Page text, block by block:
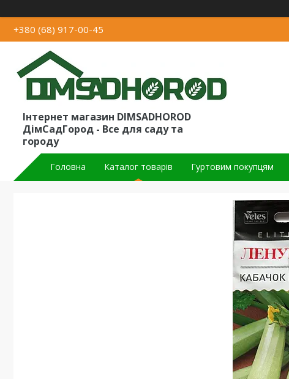
+380 (68) 917-00-45
Інтернет магазин DIMSADHOROD
ДімСадГород - Все для саду та
городу
Головна Каталог товарів Гуртовим покупцям